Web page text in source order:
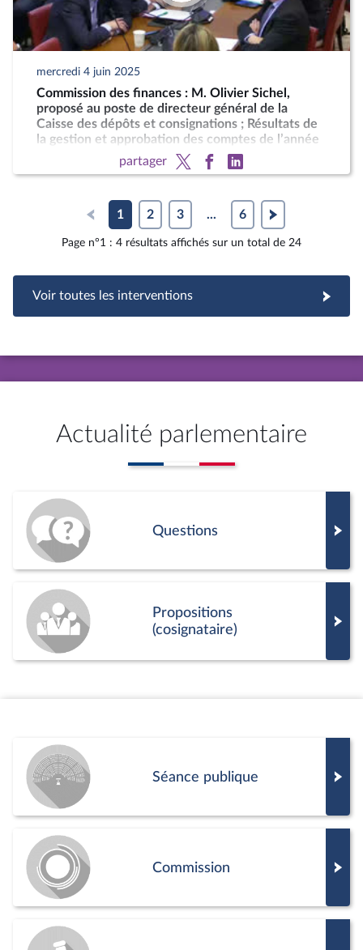
mercredi 4 juin 2025
Commission des finances : M. Olivier Sichel,
proposé au poste de directeur général de la
Caisse des dépôts et consignations ; Résultats de
la gestion et approbation des comptes de l’année
partager
1 2 3 ... 6
Page n°1 : 4 résultats affichés sur un total de 24
Voir toutes les interventions
Actualité parlementaire
Questions
Propositions
(cosignataire)
Séance publique
Commission